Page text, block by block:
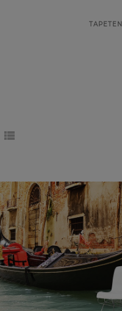
TAPETEN
Diese coolen